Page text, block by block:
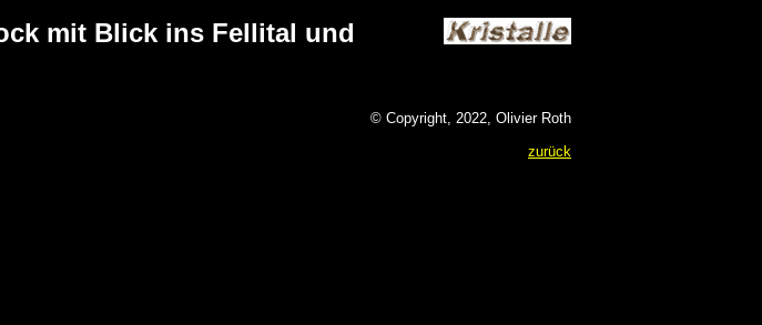
mit Blick ins Fellital und
© Copyright, 2022, Olivier Roth
zurück